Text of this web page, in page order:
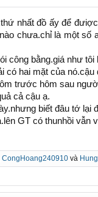
nhất đồ ấy để
chưa.chỉ là một số
công bằng.giá như
có hai mặt của
trước hôm sau
cả cậu ạ.
biết đâu tớ lại
GT có thunhồi vẫn
CongHoang240910 và